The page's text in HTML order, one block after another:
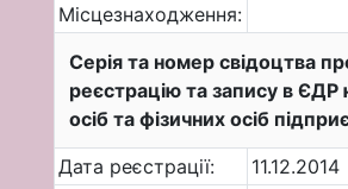
Місцезнаходження:
Серія та номер свідоцтва
реєстрацію та запису в
осіб та фізичних осіб
Дата реєстрації:
11.12.2014